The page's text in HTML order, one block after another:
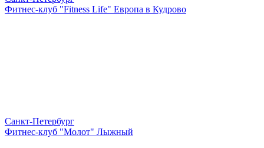
Фитнес-клуб "Fitness Life" Европа в Кудрово
Санкт-Петербург
Фитнес-клуб "Молот" Лыжный